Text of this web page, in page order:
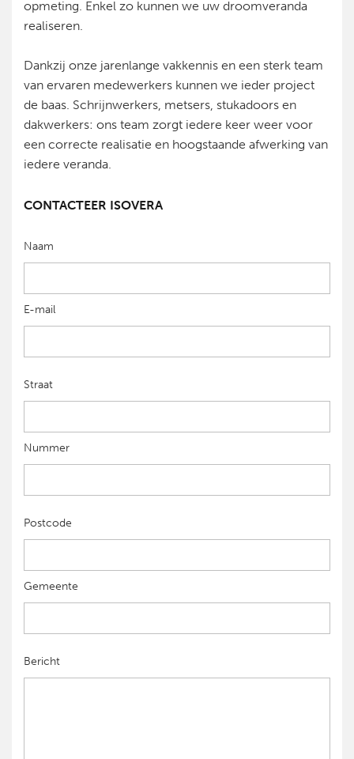
opmeting. Enkel zo kunnen we uw droomveranda
realiseren.
Dankzij onze jarenlange vakkennis en een sterk team
van ervaren medewerkers kunnen we ieder project
de baas. Schrijnwerkers, metsers, stukadoors en
dakwerkers: ons team zorgt iedere keer weer voor
een correcte realisatie en hoogstaande afwerking van
iedere veranda.
CONTACTEER ISOVERA
Naam
E-mail
Straat
Nummer
Postcode
Gemeente
Bericht